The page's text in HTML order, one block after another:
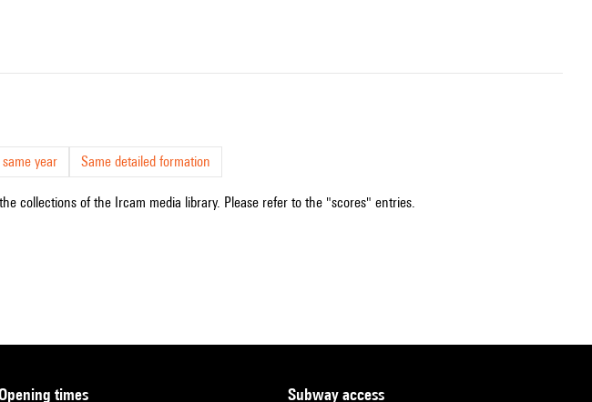
year Same detailed formation
collections of the Ircam media library. Please refer to the "scores" entries.
opening times subway access